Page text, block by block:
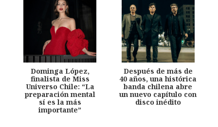
Dominga López,
finalista de Miss
Universo Chile: “La
preparación mental
sí es la más
importante”
Después de más de
40 años, una histórica
banda chilena abre
un nuevo capítulo con
disco inédito